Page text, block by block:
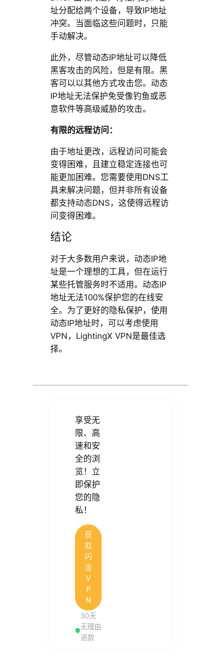
址分配给两个设备，导致IP地址
冲突。当面临这些问题时，只能
手动解决。
此外，尽管动态IP地址可以降低
黑客攻击的风险，但是有限。黑
客可以以其他方式攻击您。动态
IP地址无法保护免受像钓鱼或恶
意软件等高级威胁的攻击。
有限的远程访问：
由于地址更改，远程访问可能会
变得困难，且建立稳定连接也可
能更加困难。您需要使用DNS工
具来解决问题，但并非所有设备
都支持动态DNS，这使得远程访
问变得困难。
结论
对于大多数用户来说，动态IP地
址是一个理想的工具，但在运行
某些托管服务时不适用。动态IP
地址无法100%保护您的在线安
全。为了更好的隐私保护，使用
动态IP地址时，可以考虑使用
VPN，LightingX VPN是最佳选
择。
享受无
限、高
速和安
全的浏
览！立
即保护
您的隐
私！
获
取
闪
连
V
P
N
30天
无理由
退款